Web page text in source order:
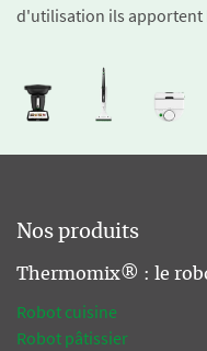
d'utilisation ils apportent
Nos produits
Thermomix® : le
Robot cuisine
Robot pâtissier